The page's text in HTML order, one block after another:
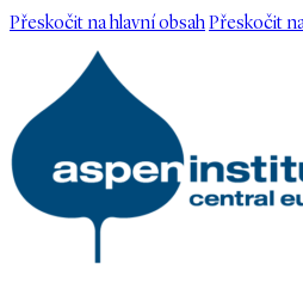
Přeskočit na hlavní obsahPřeskočit